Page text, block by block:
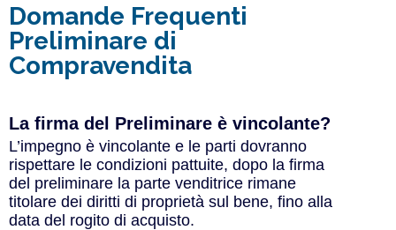
Domande Frequenti
Preliminare di
Compravendita
La firma del Preliminare è vincolante?
L’impegno è vincolante e le parti dovranno
rispettare le condizioni pattuite, dopo la firma
del preliminare la parte venditrice rimane
titolare dei diritti di proprietà sul bene, fino alla
data del rogito di acquisto.